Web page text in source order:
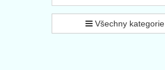
Všechny kategorie